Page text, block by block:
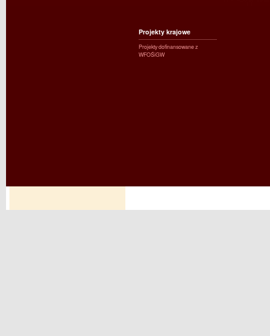
Projekty krajowe
Projekty dofinansowane z
WFOŚiGW